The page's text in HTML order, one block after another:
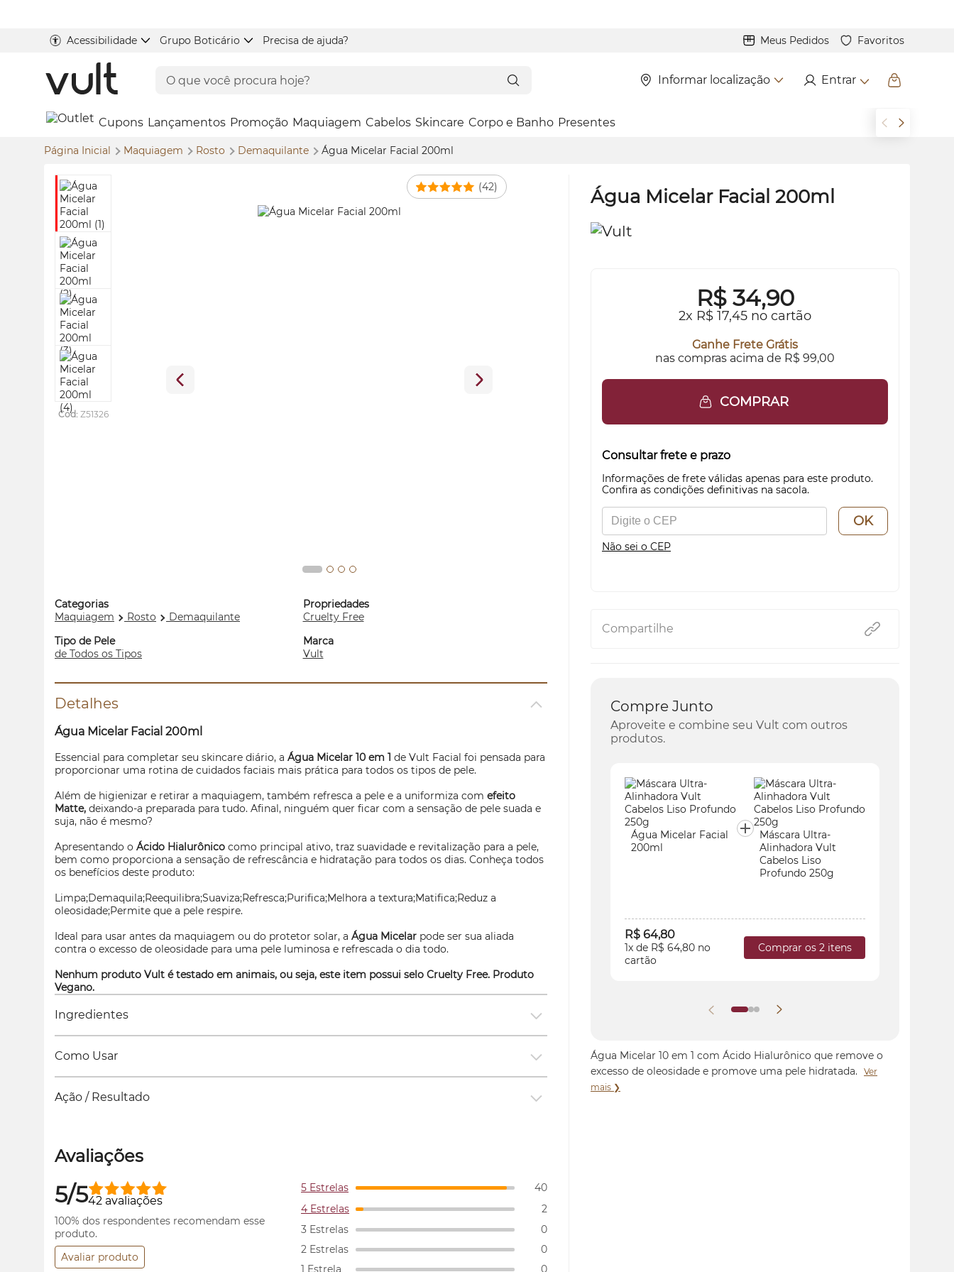
Acessibilidade Grupo Boticário Precisa de ajuda? Meus Pedidos Favoritos
Informar localização Entrar
Cupons Lançamentos Promoção Maquiagem Cabelos Skincare Corpo e Banho Presentes
Página Inicial Maquiagem Rosto Demaquilante Água Micelar Facial 200ml
Água Micelar Facial 200ml
R$ 34,90
2x R$ 17,45 no cartão
Ganhe Frete Grátis
nas compras acima de R$ 99,00
COMPRAR
Consultar frete e prazo
Informações de frete válidas apenas para este produto.
Confira as condições definitivas na sacola.
OK
Não sei o CEP
Compartilhe
Compre Junto
Aproveite e combine seu Vult com outros
produtos.
Água Micelar Facial
200ml
Máscara Ultra-
Alinhadora Vult
Cabelos Liso
Profundo 250g
R$ 64,80
1x de R$ 64,80 no
cartão
Comprar os 2 itens
Água Micelar 10 em 1 com Ácido Hialurônico que remove o
excesso de oleosidade e promove uma pele hidratada.
Ver
mais ❯
(42)
Cod: Z51326
Categorias
Maquiagem
Rosto Demaquilante
Propriedades
Cruelty Free
Tipo de Pele
de Todos os Tipos
Marca
Vult
Detalhes
Água Micelar Facial 200ml
Essencial para completar seu skincare diário, a Água Micelar 10 em 1 de Vult Facial foi pensada para
proporcionar uma rotina de cuidados faciais mais prática para todos os tipos de pele.
Além de higienizar e retirar a maquiagem, também refresca a pele e a uniformiza com efeito
Matte, deixando-a preparada para tudo. Afinal, ninguém quer ficar com a sensação de pele suada e
suja, não é mesmo?
Apresentando o Ácido Hialurônico como principal ativo, traz suavidade e revitalização para a pele,
bem como proporciona a sensação de refrescância e hidratação para todos os dias. Conheça todos
os benefícios deste produto:
Limpa;Demaquila;Reequilibra;Suaviza;Refresca;Purifica;Melhora a textura;Matifica;Reduz a
oleosidade;Permite que a pele respire.
Ideal para usar antes da maquiagem ou do protetor solar, a Água Micelar pode ser sua aliada
contra o excesso de oleosidade para uma pele luminosa e refrescada o dia todo.
Nenhum produto Vult é testado em animais, ou seja, este item possui selo Cruelty Free. Produto
Vegano.
Ingredientes
Como Usar
Ação / Resultado
Avaliações
5/542 avaliações
100% dos respondentes recomendam esse
produto.
Avaliar produto
5 Estrelas
40
4 Estrelas
2
3 Estrelas
0
2 Estrelas
0
1 Estrela
0